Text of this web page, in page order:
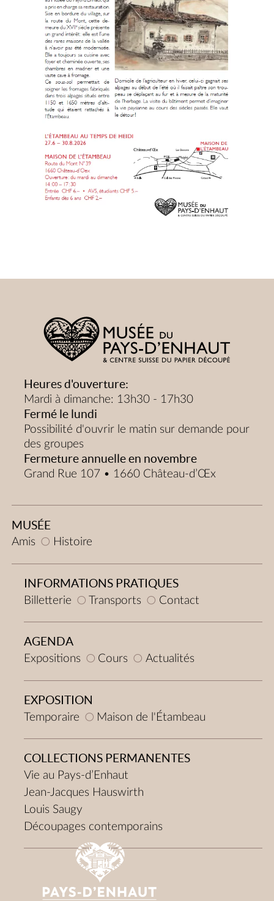
Heures d'ouverture:
Mardi à dimanche: 13h30 - 17h30
Fermé le lundi
Possibilité d'ouvrir le matin sur demande pour
des groupes
Fermeture annuelle en novembre
Grand Rue 107 • 1660 Château-d’Œx
MUSÉE
Amis Histoire
EXPOSITION
Temporaire Maison de l'Étambeau
COLLECTIONS PERMANENTES
Vie au Pays-d’Enhaut
Jean-Jacques Hauswirth
Louis Saugy
Découpages contemporains
INFORMATIONS PRATIQUES
Billetterie Transports Contact
AGENDA
Expositions Cours Actualités